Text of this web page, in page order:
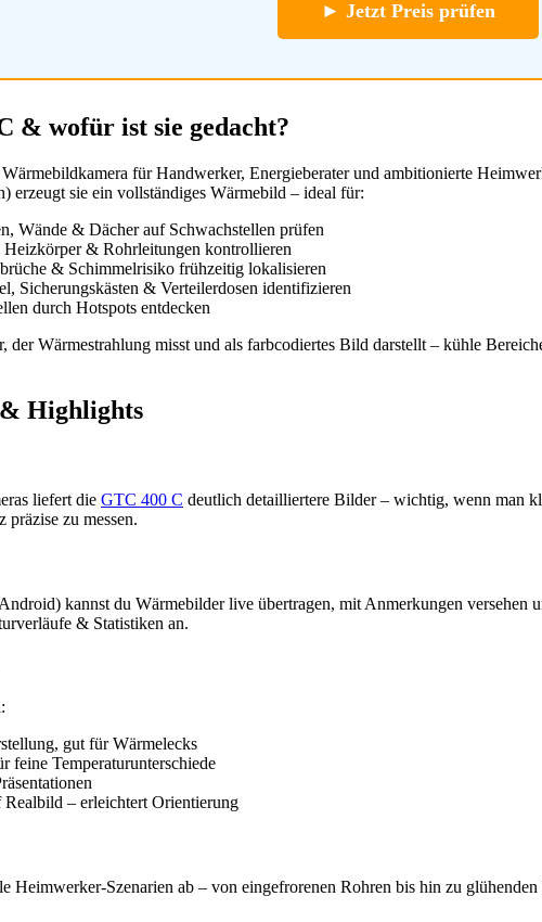
► Jetzt Preis prüfen
& wofür ist sie gedacht?
für Handwerker, Energieberater und ambitionierte
erzeugt sie ein vollständiges Wärmebild – ideal für:
Wände & Dächer auf Schwachstellen prüfen
Heizkörper & Rohrleitungen kontrollieren
& Schimmelrisiko frühzeitig lokalisieren
Sicherungskästen & Verteilerdosen identifizieren
durch Hotspots entdecken
der Wärmestrahlung misst und als farbcodiertes Bild darstellt – kühle
Highlights
liefert die GTC 400 C deutlich detailliertere Bilder – wichtig, wenn man
präzise zu messen.
kannst du Wärmebilder live übertragen, mit Anmerkungen
& Statistiken an.
gut für Wärmelecks
feine Temperaturunterschiede
– erleichtert Orientierung
Heimwerker-Szenarien ab – von eingefrorenen Rohren bis hin zu